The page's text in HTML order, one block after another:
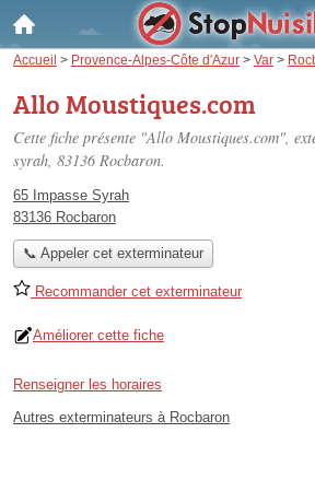
Accueil > Provence-Alpes-Côte d'Azur > Var >
Allo Moustiques.com
Cette fiche présente "Allo Moustiques.com",
syrah, 83136 Rocbaron.
65 Impasse Syrah
83136 Rocbaron
📞 Appeler cet exterminateur
Recommander cet exterminateur
Améliorer cette fiche
Renseigner les horaires
Autres exterminateurs à Rocbaron